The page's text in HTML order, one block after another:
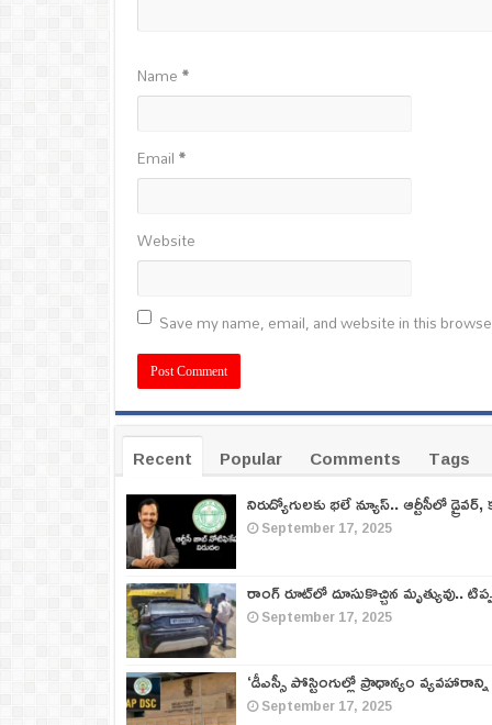
Name*
Email*
Website
Save my name, email, and website in this
Recent Popular Comments
Tags
నిరుద్యోగులకు భలే న్యూస్.. ఆర్టీసీలో
September 17, 2025
రాంగ్ రూట్‌లో దూసుకొచ్చిన మృత్యువు..
September 17, 2025
‘డీఎస్సీ పోస్టింగుల్లో ప్రాధాన్యం
September 17, 2025